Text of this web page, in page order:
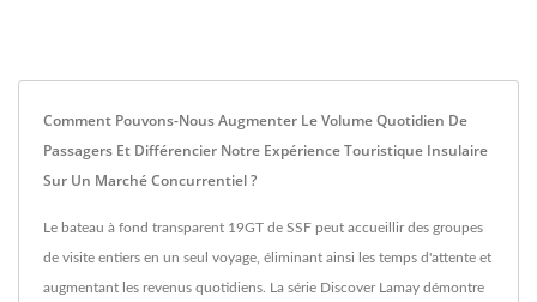
Comment Pouvons-Nous Augmenter Le Volume Quotidien De
Passagers Et Différencier Notre Expérience Touristique Insulaire
Sur Un Marché Concurrentiel ?
Le bateau à fond transparent 19GT de SSF peut accueillir des groupes
de visite entiers en un seul voyage, éliminant ainsi les temps d'attente et
augmentant les revenus quotidiens. La série Discover Lamay démontre